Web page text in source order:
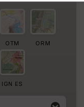
OTM ORM
IGN ES